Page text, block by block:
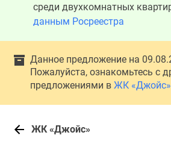
среди двухкомнатных
данным Росреестра
Данное предложение на
Пожалуйста, ознакомьтесь с
предложениями в ЖК «Джойс»
ЖК «Джойс»